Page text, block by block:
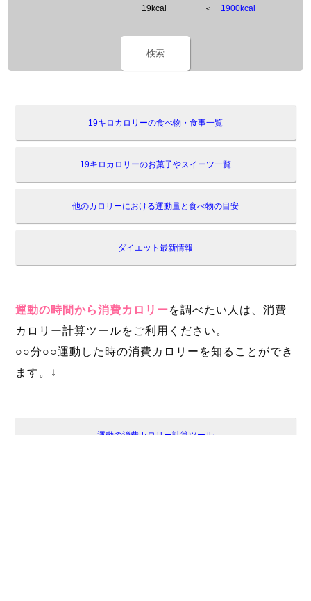
19kcal
＜ 1900kcal
検索
19キロカロリーの食べ物・食事一覧
19キロカロリーのお菓子やスイーツ一覧
他のカロリーにおける運動量と食べ物の目安
ダイエット最新情報
運動の時間から消費カロリーを調べたい人は、消費
カロリー計算ツールをご利用ください。
○○分○○運動した時の消費カロリーを知ることができ
ます。↓
運動の消費カロリー計算ツール